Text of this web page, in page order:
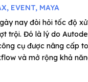
, EVENT, MAYA
nay đòi hỏi tốc độ
trội. Đó là lý do
cụ được nâng cấp
và mở rộng khả